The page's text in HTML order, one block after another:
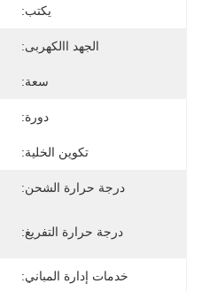
يكتب:
الجهد االكهربى:
سعة:
دورة:
تكوين الخلية:
درجة حرارة الشحن:
درجة حرارة التفريغ:
خدمات إدارة المباني: